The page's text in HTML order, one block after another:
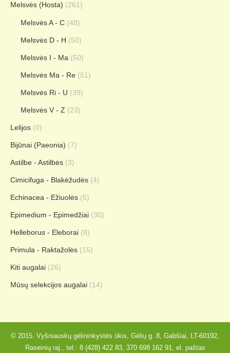
Melsvės (Hosta) (261)
Melsvės A - C (48)
Melsvės D - H (50)
Melsvės I - Ma (50)
Melsvės Ma - Re (51)
Melsvės Ri - U (39)
Melsvės V - Z (23)
Lelijos (0)
Bijūnai (Paeonia) (7)
Astilbe - Astilbės (3)
Cimicifuga - Blakėžudės (4)
Echinacea - Ežiuolės (5)
Epimedium - Epimedžiai (30)
Helleborus - Eleborai (8)
Primula - Raktažolės (15)
Kiti augalai (26)
Mūsų selekcijos augalai (14)
© 2015. Vyšniauskų gėlininkystės ūkis, Gėlių g. 8, Gabšiai, LT-60192,
Raseinių raj., tel.: 8 (428) 422 83, 370 698 162 91, el. paštas